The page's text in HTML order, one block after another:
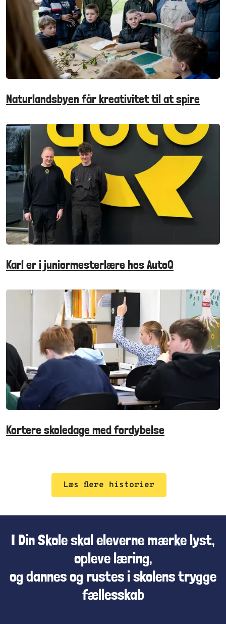
Naturlandsbyen får kreativitet til at spire
Karl er i juniormesterlære hos AutoQ
Kortere skoledage med fordybelse
Læs flere historier
I Din Skole skal eleverne mærke lyst,
opleve læring,
og dannes og rustes i skolens trygge
fællesskab